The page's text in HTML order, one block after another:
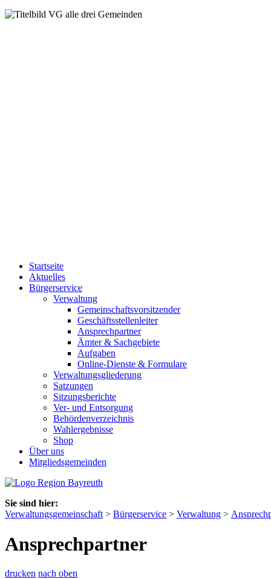
Startseite
Aktuelles
Bürgerservice
Verwaltung
Gemeinschaftsvorsitzender
Geschäftsstellenleiter
Ansprechpartner
Ämter & Sachgebiete
Aufgaben
Online-Dienste & Formulare
Verwaltungsgliederung
Satzungen
Sitzungsberichte
Ver- und Entsorgung
Behördenverzeichnis
Wahlergebnisse
Shop
Über uns
Mitgliedsgemeinden
Sie sind hier:
Verwaltungsgemeinschaft > Bürgerservice > Verwaltung >
Ansprechpartner
drucken nach oben